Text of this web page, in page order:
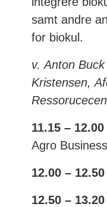
samt andre
for biokul.
v. Anton Buck
Kristensen,
11.15 – 12.00
Agro
12.00 – 12.50
12.50 – 13.20